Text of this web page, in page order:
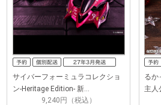
サイバーフォーミュラコレクショ
ン-Heritage Edition- 新…
9,240円（税込）
るか
主人